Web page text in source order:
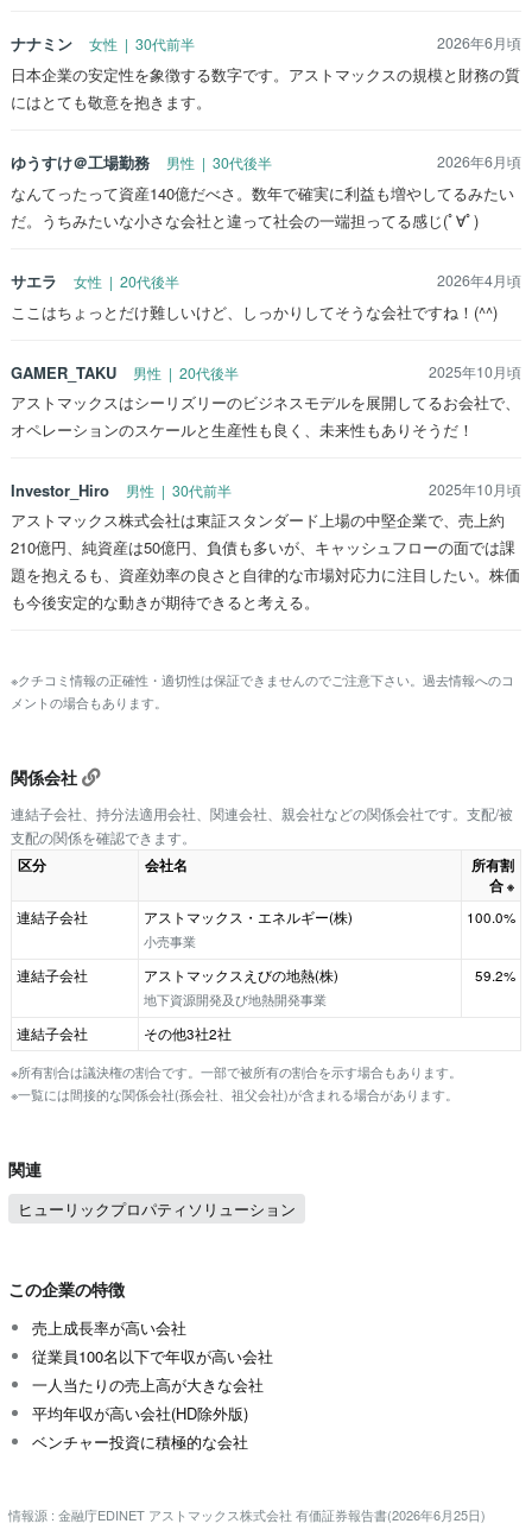
ナナミン 女性 | 30代前半 2026年6月頃
日本企業の安定性を象徴する数字です。アストマックスの規模と財務の質
にはとても敬意を抱きます。
ゆうすけ＠工場勤務 男性 | 30代後半 2026年6月頃
なんてったって資産140億だべさ。数年で確実に利益も増やしてるみたい
だ。うちみたいな小さな会社と違って社会の一端担ってる感じ(ﾟ∀ﾟ)
サエラ 女性 | 20代後半 2026年4月頃
ここはちょっとだけ難しいけど、しっかりしてそうな会社ですね！(^^)
GAMER_TAKU 男性 | 20代後半 2025年10月頃
アストマックスはシーリズリーのビジネスモデルを展開してるお会社で、
オペレーションのスケールと生産性も良く、未来性もありそうだ！
Investor_Hiro 男性 | 30代前半 2025年10月頃
アストマックス株式会社は東証スタンダード上場の中堅企業で、売上約
210億円、純資産は50億円、負債も多いが、キャッシュフローの面では課
題を抱えるも、資産効率の良さと自律的な市場対応力に注目したい。株価
も今後安定的な動きが期待できると考える。
※クチコミ情報の正確性・適切性は保証できませんのでご注意下さい。過去情報へのコ
メントの場合もあります。
関係会社
連結子会社、持分法適用会社、関連会社、親会社などの関係会社です。支配/被
支配の関係を確認できます。
区分 会社名
所有割
合 ※
連結子会社
アストマックス・エネルギー(株)
小売事業
100.0%
連結子会社
アストマックスえびの地熱(株)
地下資源開発及び地熱開発事業
59.2%
連結子会社
その他3社2社
※所有割合は議決権の割合です。一部で被所有の割合を示す場合もあります。
※一覧には間接的な関係会社(孫会社、祖父会社)が含まれる場合があります。
関連
ヒューリックプロパティソリューション
この企業の特徴
売上成長率が高い会社
従業員100名以下で年収が高い会社
一人当たりの売上高が大きな会社
平均年収が高い会社(HD除外版)
ベンチャー投資に積極的な会社
情報源 : 金融庁EDINET アストマックス株式会社 有価証券報告書(2026年6月25日)